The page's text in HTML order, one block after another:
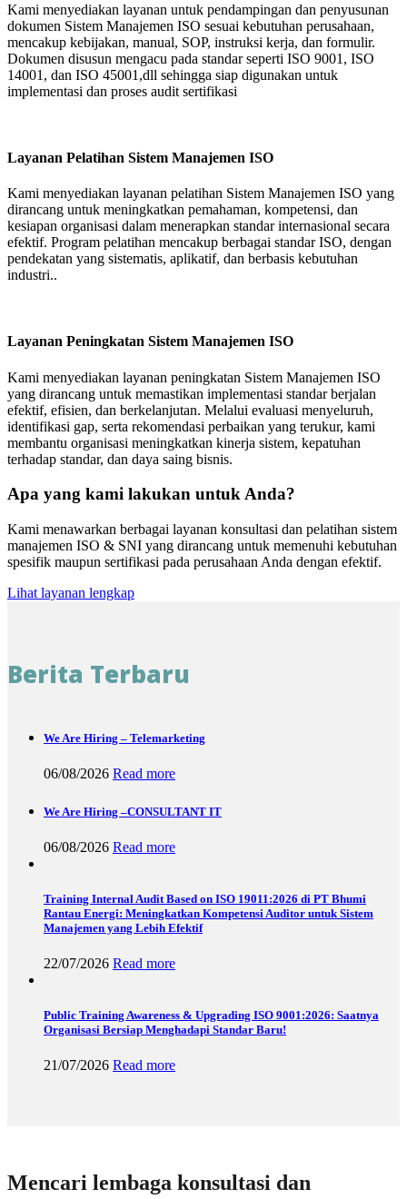
Kami menyediakan layanan untuk pendampingan dan penyusunan
dokumen Sistem Manajemen ISO sesuai kebutuhan perusahaan,
mencakup kebijakan, manual, SOP, instruksi kerja, dan formulir.
Dokumen disusun mengacu pada standar seperti ISO 9001 , ISO
14001 , dan ISO 45001 ,dll sehingga siap digunakan untuk
implementasi dan proses audit sertifikasi
Layanan Pelatihan Sistem Manajemen ISO
Kami menyediakan layanan pelatihan Sistem Manajemen ISO yang
dirancang untuk meningkatkan pemahaman, kompetensi, dan
kesiapan organisasi dalam menerapkan standar internasional secara
efektif. Program pelatihan mencakup berbagai standar ISO, dengan
pendekatan yang sistematis, aplikatif, dan berbasis kebutuhan
industri..
Layanan Peningkatan Sistem Manajemen ISO
Kami menyediakan layanan peningkatan Sistem Manajemen ISO
yang dirancang untuk memastikan implementasi standar berjalan
efektif, efisien, dan berkelanjutan. Melalui evaluasi menyeluruh,
identifikasi gap, serta rekomendasi perbaikan yang terukur, kami
membantu organisasi meningkatkan kinerja sistem, kepatuhan
terhadap standar, dan daya saing bisnis.
Apa yang kami lakukan untuk Anda?
Kami menawarkan berbagai layanan konsultasi dan pelatihan sistem
manajemen ISO & SNI yang dirancang untuk memenuhi kebutuhan
spesifik maupun sertifikasi pada perusahaan Anda dengan efektif.
Lihat layanan lengkap
Berita Terbaru
We Are Hiring – Telemarketing
06/08/2026 Read more
We Are Hiring –CONSULTANT IT
06/08/2026 Read more
Training Internal Audit Based on ISO 19011:2026 di PT Bhumi
Rantau Energi: Meningkatkan Kompetensi Auditor untuk Sistem
Manajemen yang Lebih Efektif
22/07/2026 Read more
Public Training Awareness & Upgrading ISO 9001:2026: Saatnya
Organisasi Bersiap Menghadapi Standar Baru!
21/07/2026 Read more
Mencari lembaga konsultasi dan